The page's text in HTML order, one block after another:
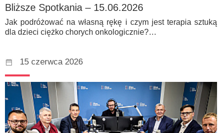
Bliższe Spotkania – 15.06.2026
Jak podróżować na własną rękę i czym jest terapia sztuką
dla dzieci ciężko chorych onkologicznie?…
15 czerwca 2026